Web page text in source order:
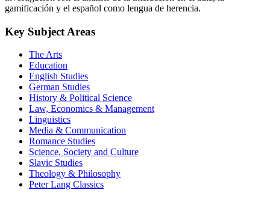
gamificación y el español como lengua de herencia.
Key Subject Areas
The Arts
Education
English Studies
German Studies
History & Political Science
Law, Economics & Management
Linguistics
Media & Communication
Romance Studies
Science, Society and Culture
Slavic Studies
Theology & Philosophy
Peter Lang Classics